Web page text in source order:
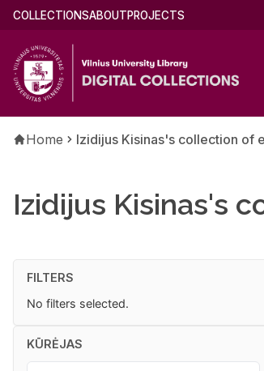
Skip
main
content
Main
(english)
COLLECTIONSABOUTPROJECTS
Breadcrumb
Home Izidijus Kisinas's collection of
Izidijus Kisinas's
FILTERS
No filters selected.
KŪRĖJAS